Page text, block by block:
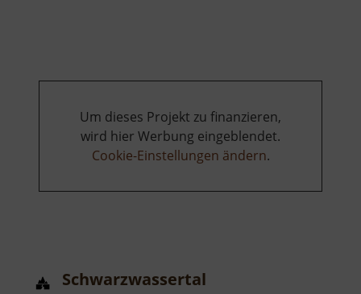
Um dieses Projekt zu finanzieren,
wird hier Werbung eingeblendet.
Cookie-Einstellungen ändern.
Schwarzwassertal